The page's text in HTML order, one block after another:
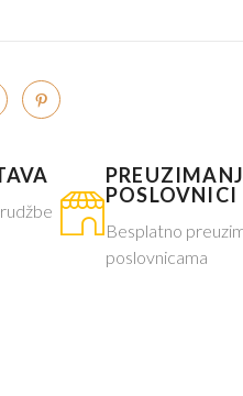
POSLOVNICI
Besplatno
poslovnicama